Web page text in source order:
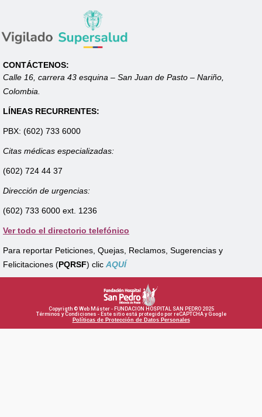
CONTÁCTENOS:
Calle 16, carrera 43 esquina – San Juan de Pasto – Nariño,
Colombia.
LÍNEAS RECURRENTES:
PBX: (602) 733 6000
Citas médicas especializadas:
(602) 724 44 37
Dirección de urgencias:
(602) 733 6000 ext. 1236
Ver todo el directorio telefónico
Para reportar Peticiones, Quejas, Reclamos, Sugerencias y
Felicitaciones (PQRSF) clic AQUÍ
Copyrigth © Web Máster - FUNDACION HOSPITAL SAN PEDRO 2025
Términos y Condiciones - Este sitio está protegido por reCAPTCHA y Google
Políticas de Protección de Datos Personales